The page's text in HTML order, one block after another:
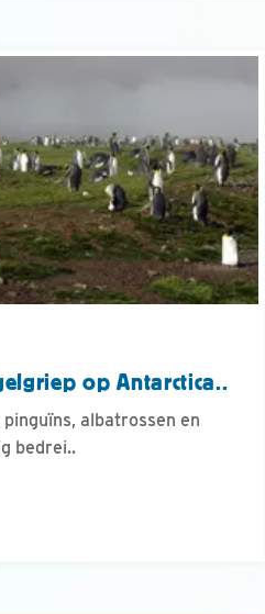
op Antarctica..
albatrossen en
bedrei..